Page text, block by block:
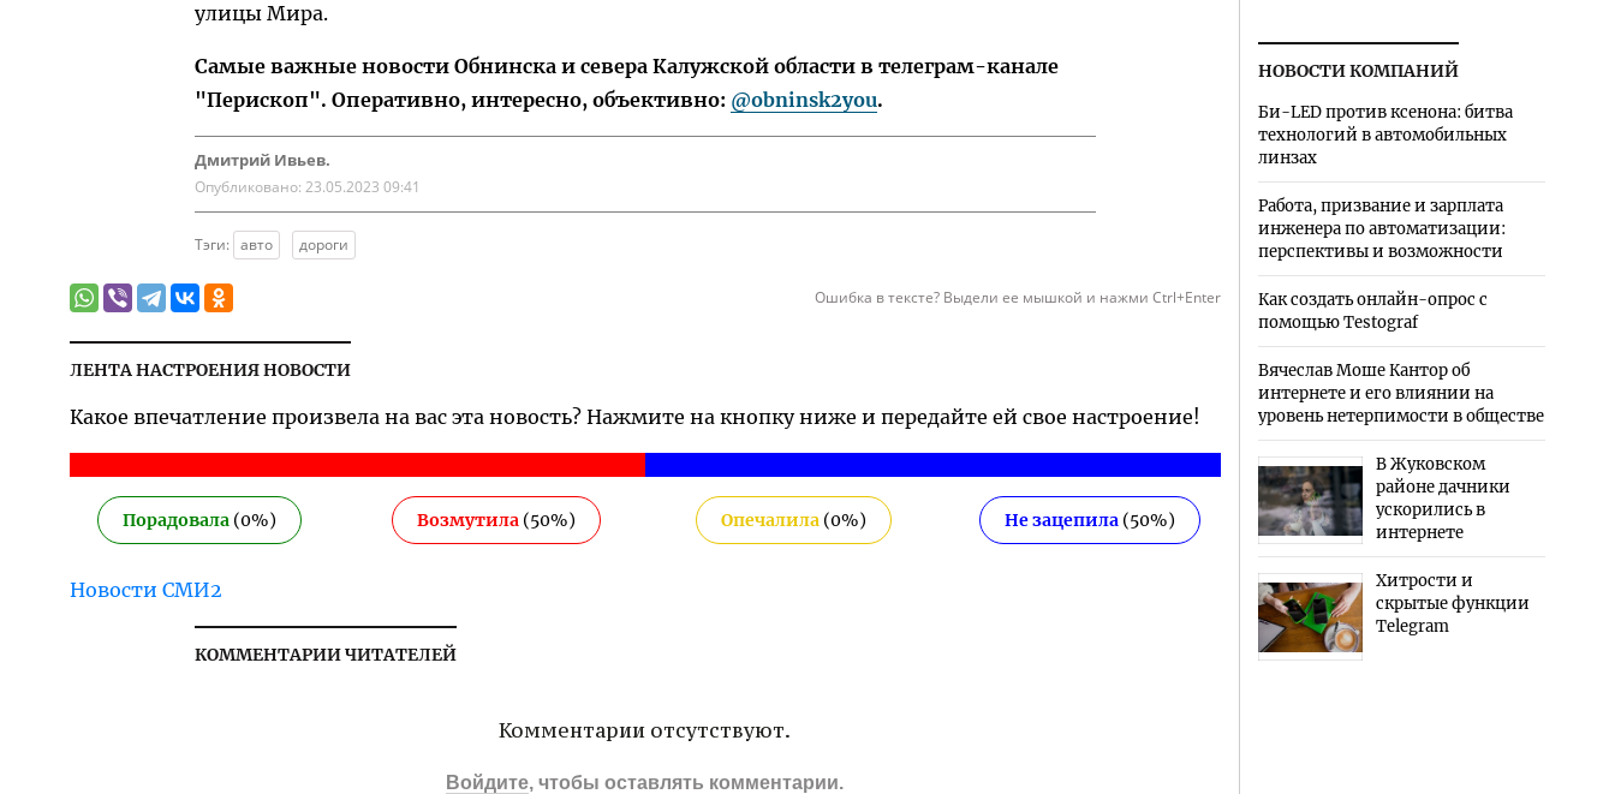
улицы Мира.
Самые важные новости Обнинска и севера Калужской области в телеграм-канале
"Перископ". Оперативно, интересно, объективно: @obninsk2you.
Дмитрий Ивьев.
Опубликовано: 23.05.2023 09:41
Тэги: авто дороги
Ошибка в тексте? Выдели ее мышкой и нажми Ctrl+Enter
ЛЕНТА НАСТРОЕНИЯ НОВОСТИ
Какое впечатление произвела на вас эта новость? Нажмите на кнопку ниже и передайте ей свое настроение!
Порадовала (0%) Возмутила (50%) Опечалила(0%) Не зацепила (50%)
Новости СМИ2
КОММЕНТАРИИ ЧИТАТЕЛЕЙ
Комментарии отсутствуют.
Войдите, чтобы оставлять комментарии.
НОВОСТИ КОМПАНИЙ
Би-LED против ксенона: битва
технологий в автомобильных
линзах
Работа, призвание и зарплата
инженера по автоматизации:
перспективы и возможности
Как создать онлайн-опрос с
помощью Testograf
Вячеслав Моше Кантор об
интернете и его влиянии на
уровень нетерпимости в обществе
В Жуковском
районе дачники
ускорились в
интернете
Хитрости и
скрытые функции
Telegram